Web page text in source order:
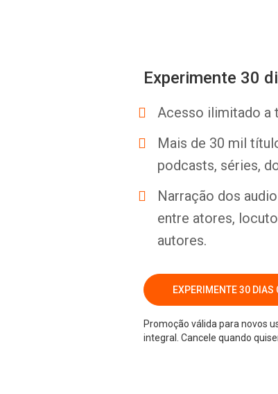
Experimente 30
Acesso ilimitado a
Mais de 30 mil
podcasts, séries,
Narração dos
entre atores,
autores.
EXPERIMENTE 30 DIAS
Promoção válida para novos
integral. Cancele quando